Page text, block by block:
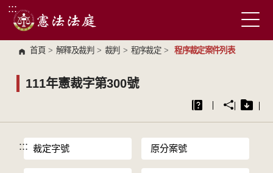
跳到主要內容區塊
:::
首頁 > 解釋及裁判 > 裁判 > 程序裁定 > 程序裁定案件列表
111年憲裁字第300號
::: 裁定字號 原分案號